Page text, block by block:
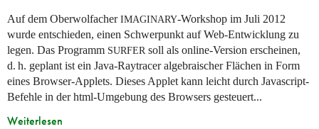
Auf dem OberwolfacherIMAGINARY-Workshop im Juli 2012
wurde entschieden, einen Schwerpunkt auf Web-Entwicklung zu
legen. Das Programm SURFER soll als online-Version erscheinen,
d. h. geplant ist ein Java-Raytracer algebraischer Flächen in Form
eines Browser-Applets. Dieses Applet kann leicht durch Javascript-
Befehle in der html-Umgebung des Browsers gesteuert...
Weiterlesen